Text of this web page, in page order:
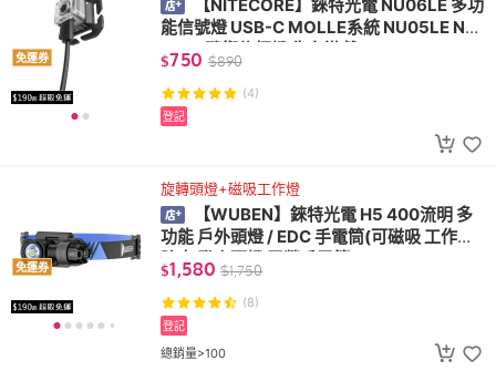
免運券
【NITECORE】錸特光電 NU06LE 多功
能信號燈 USB-C MOLLE系統 NU05LE NU
07LE 戰術信標燈 生存遊戲
$750 $890
(4)
登記
免運券
旋轉頭燈+磁吸工作燈
【WUBEN】錸特光電 H5 400流明 多
功能 戶外頭燈 / EDC 手電筒(可磁吸 工作燈
防水 登山頭燈 露營手電筒)
$1,580 $1,750
(8)
總銷量>100
登記